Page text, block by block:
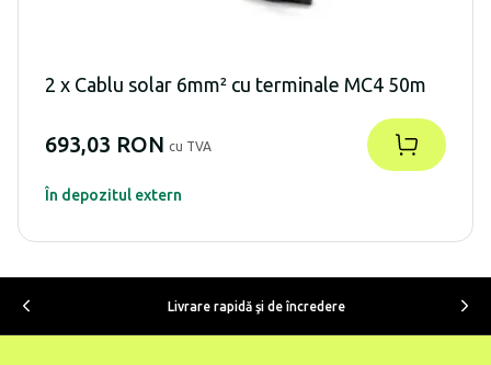
2 x Cablu solar 6mm² cu terminale MC4 50m
693,03 RON cu TVA
În depozitul extern
Livrare rapidă şi de încredere